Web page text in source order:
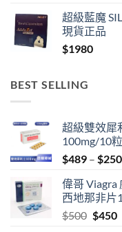
超級藍魔
現貨正品
$1980
BEST SELLING
超級雙效犀
100mg/10
$489 – $
偉哥 Viagra
西地那非片
$500 $450